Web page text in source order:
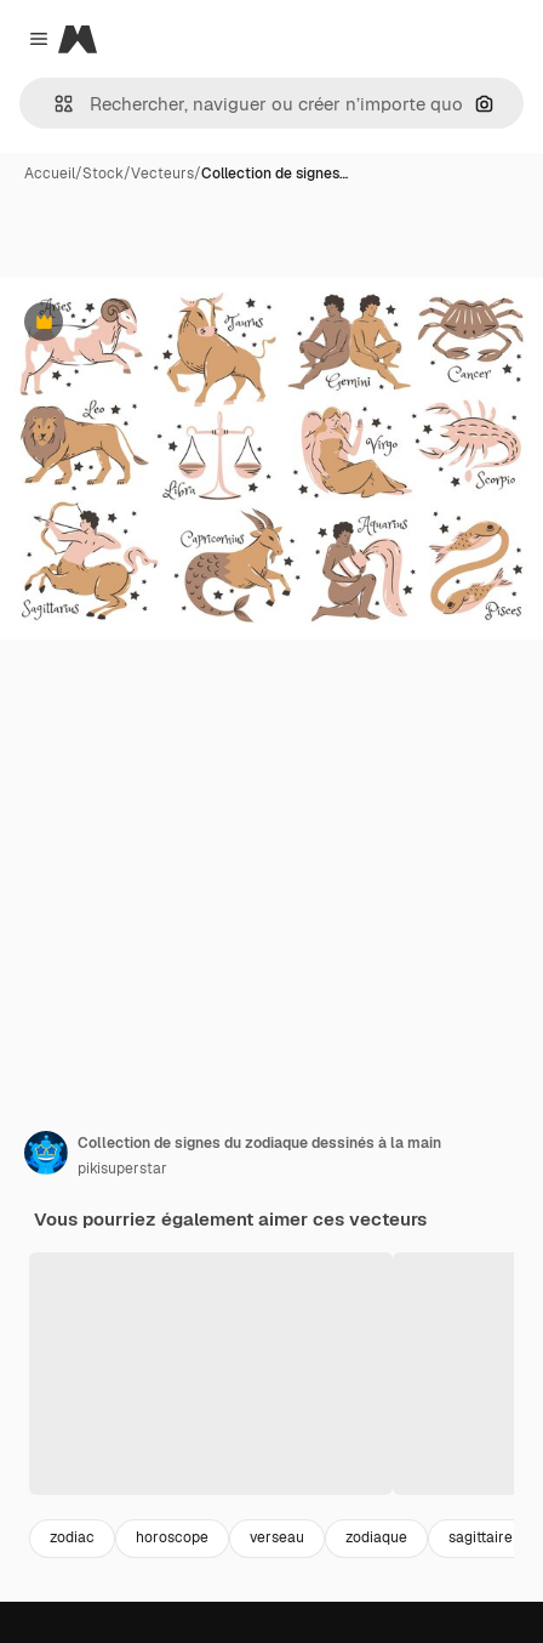
Close menu
Magnific
Accueil/Stock/Vecteurs/Collection de signes…
Premium
Collection de signes du zodiaque dessinés à la main
pikisuperstar
Vous pourriez également aimer ces vecteurs
zodiac horoscope verseau zodiaque sagittaire